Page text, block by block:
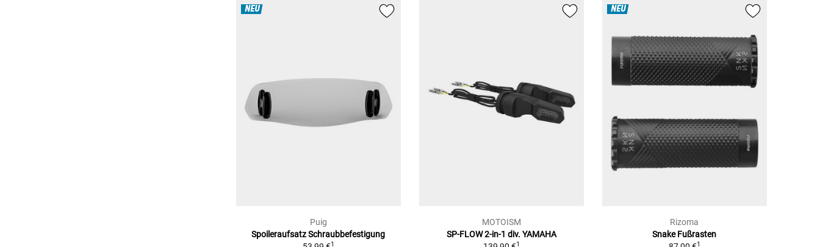
NEU
Puig
Spoileraufsatz Schraubbefestigung
1
MOTOISM
SP-FLOW 2-in-1 div. YAMAHA
1
NEU
Rizoma
Snake Fußrasten
1